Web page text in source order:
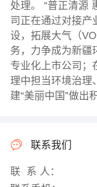
处理。 “普正清源
司正在通过对接产
设，拓展大气（
务，力争成为新疆
专业化上市公司；
理中担当环境治理
建“美丽中国”做出
联系我们
联 系 人：